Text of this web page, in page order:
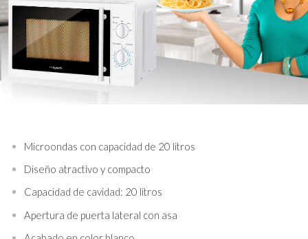
Microondas con capacidad de 20 litros
Diseño atractivo y compacto
Capacidad de cavidad: 20 litros
Apertura de puerta lateral con asa